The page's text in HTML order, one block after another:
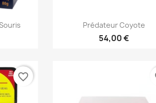
Aperçu rapide
Prédateur Coyote
54,00 €
favorite_border